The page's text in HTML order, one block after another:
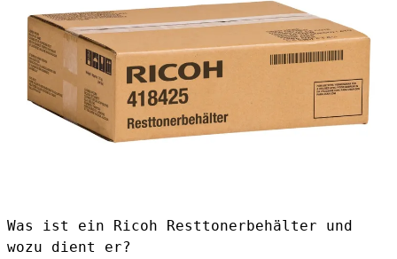
Was ist ein Ricoh Resttonerbehälter und
wozu dient er?